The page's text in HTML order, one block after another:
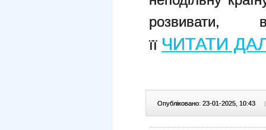
розвивати,
її ЧИТАТИ
Опубліковано: 23-01-2025, 10:43 |